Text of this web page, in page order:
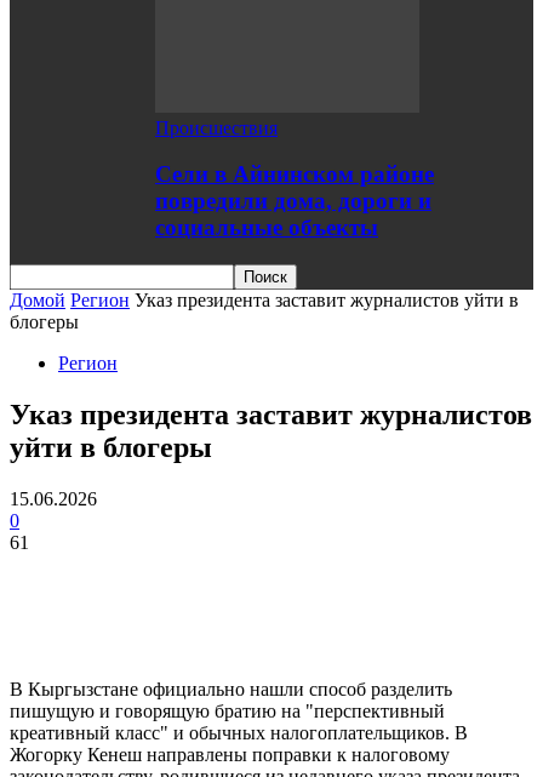
Происшествия
Сели в Айнинском районе
повредили дома, дороги и
социальные объекты
Домой Регион Указ президента заставит журналистов уйти в
блогеры
Регион
Указ президента заставит журналистов
уйти в блогеры
15.06.2026
0
61
В Кыргызстане официально нашли способ разделить
пишущую и говорящую братию на "перспективный
креативный класс" и обычных налогоплательщиков. В
Жогорку Кенеш направлены поправки к налоговому